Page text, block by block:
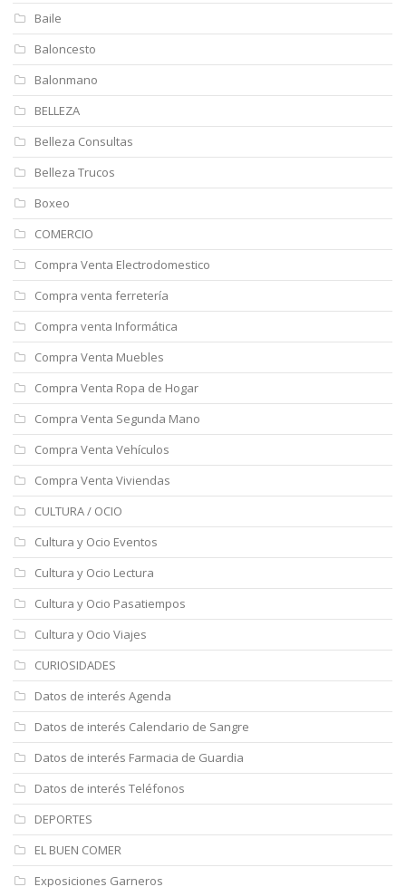
Baile
Baloncesto
Balonmano
BELLEZA
Belleza Consultas
Belleza Trucos
Boxeo
COMERCIO
Compra Venta Electrodomestico
Compra venta ferretería
Compra venta Informática
Compra Venta Muebles
Compra Venta Ropa de Hogar
Compra Venta Segunda Mano
Compra Venta Vehículos
Compra Venta Viviendas
CULTURA / OCIO
Cultura y Ocio Eventos
Cultura y Ocio Lectura
Cultura y Ocio Pasatiempos
Cultura y Ocio Viajes
CURIOSIDADES
Datos de interés Agenda
Datos de interés Calendario de Sangre
Datos de interés Farmacia de Guardia
Datos de interés Teléfonos
DEPORTES
EL BUEN COMER
Exposiciones Garneros